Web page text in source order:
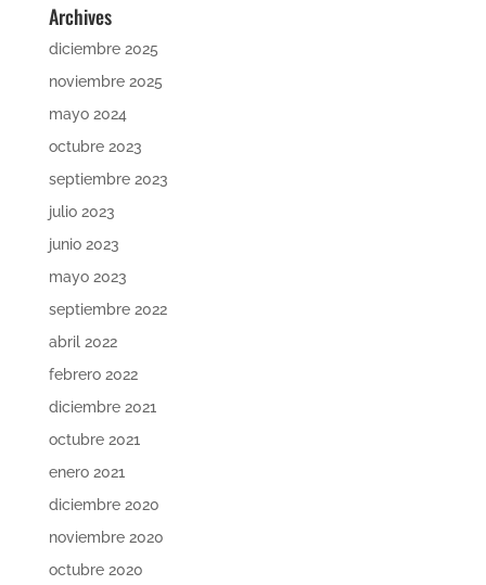
Archives
diciembre 2025
noviembre 2025
mayo 2024
octubre 2023
septiembre 2023
julio 2023
junio 2023
mayo 2023
septiembre 2022
abril 2022
febrero 2022
diciembre 2021
octubre 2021
enero 2021
diciembre 2020
noviembre 2020
octubre 2020